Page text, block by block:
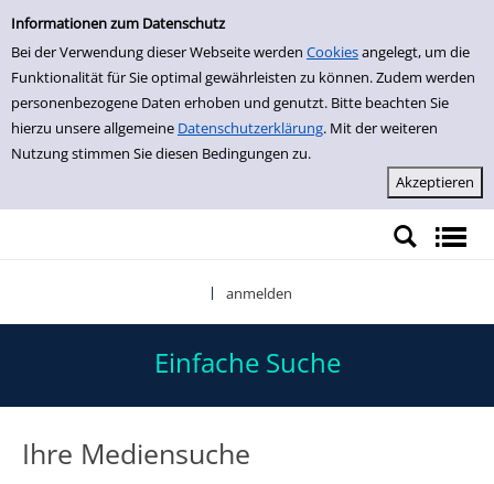
Einfache Suche
Informationen zum Datenschutz
Bei der Verwendung dieser Webseite werden Cookiesangelegt, um die
Funktionalität für Sie optimal gewährleisten zu können. Zudem werden
personenbezogene Daten erhoben und genutzt. Bitte beachten Sie
hierzu unsere allgemeine Datenschutzerklärung. Mit der weiteren
Nutzung stimmen Sie diesen Bedingungen zu.
Zur Detailanzeige springen
anmelden
Einfache Suche
Ihre Mediensuche